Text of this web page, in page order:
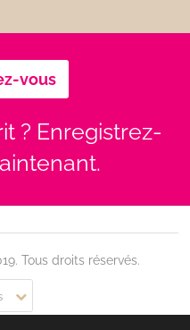
vous
? Enregistrez-
Tous droits réservés.